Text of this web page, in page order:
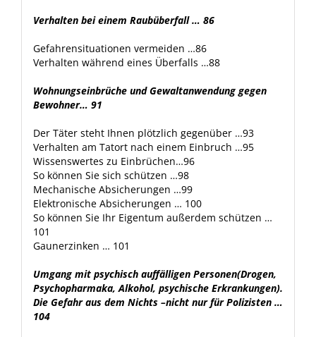
Verhalten bei einem Raubüberfall … 86
Gefahrensituationen vermeiden …86
Verhalten während eines Überfalls …88
Wohnungseinbrüche und Gewaltanwendung gegen
Bewohner… 91
Der Täter steht Ihnen plötzlich gegenüber …93
Verhalten am Tatort nach einem Einbruch …95
Wissenswertes zu Einbrüchen…96
So können Sie sich schützen …98
Mechanische Absicherungen …99
Elektronische Absicherungen … 100
So können Sie Ihr Eigentum außerdem schützen …
101
Gaunerzinken … 101
Umgang mit psychisch auffälligen Personen(Drogen,
Psychopharmaka, Alkohol, psychische Erkrankungen).
Die Gefahr aus dem Nichts –nicht nur für Polizisten …
104